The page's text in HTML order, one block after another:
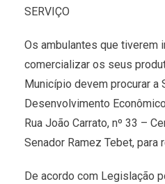
SERVIÇO
Os ambulantes que tiverem
comercializar os seus
Município devem procurar a
Desenvolvimento
Rua João Carrato, nº 33 –
Senador Ramez Tebet, para
De acordo com Legislação